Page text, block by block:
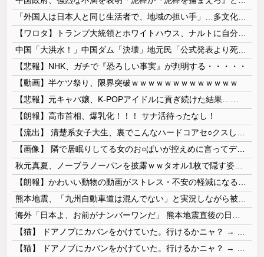
【悲報】NHK、ガチで『恐ろしい事実』が判明する・・・・・
【動画】半ケツ祭り、限界突破ｗｗｗｗｗｗｗｗｗｗｗｗｗ
【悲報】元キャバ嬢、K-POPアイドルに貢ぎ続けた結果……
【朗報】高市首相、爆乳化！！！ サナ活待ったなし！
【画像】 隣で居眠りしてる女のお○ぱいが控えめに言ってデカいｗｗｗ